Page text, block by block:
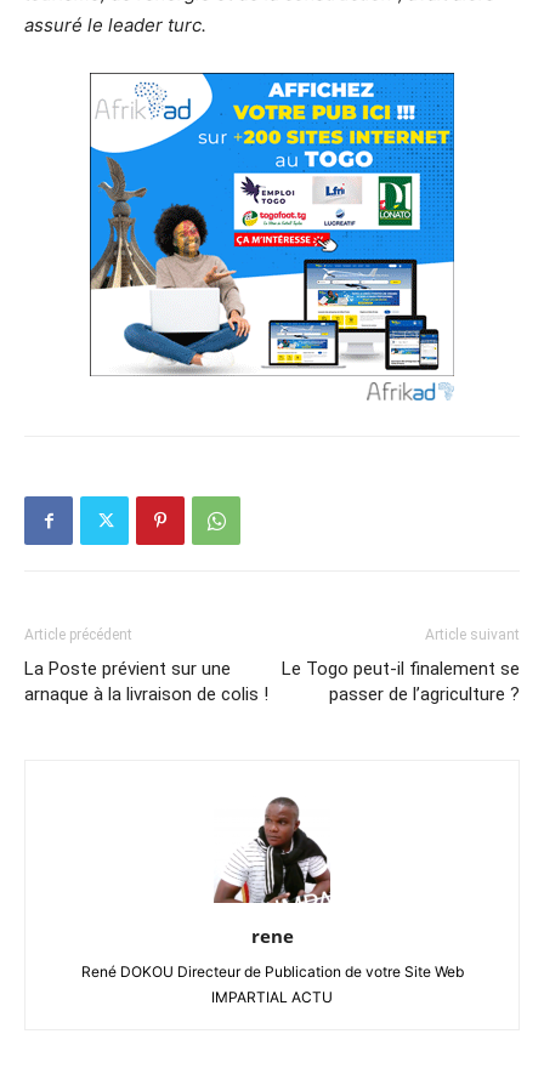
assuré le leader turc.
Article précédent
La Poste prévient sur une
arnaque à la livraison de colis !
Article suivant
Le Togo peut-il finalement se
passer de l’agriculture ?
rene
René DOKOU Directeur de Publication de votre Site Web
IMPARTIAL ACTU